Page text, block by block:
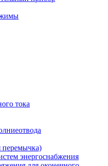
тока
перемычка)
энергоснабжения